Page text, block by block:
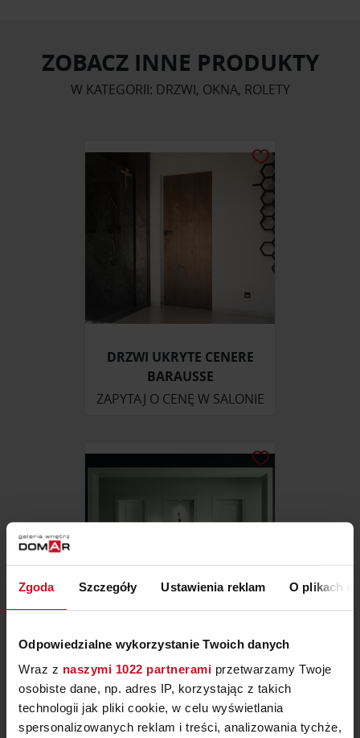
Zgoda Szczegóły Ustawienia reklam O plikach
Odpowiedzialne wykorzystanie Twoich danych
Wraz z naszymi 1022 partnerami przetwarzamy Twoje
osobiste dane, np. adres IP, korzystając z takich
technologii jak pliki cookie, w celu wyświetlania
spersonalizowanych reklam i treści, analizowania tychże,
ZOBACZ INNE PRODUKTY
W KATEGORII: DRZWI, OKNA, ROLETY
DRZWI UKRYTE CENERE
BARAUSSE
ZAPYTAJ O CENĘ W SALONIE
ZAPYTAJ O CENĘ W SALONIE